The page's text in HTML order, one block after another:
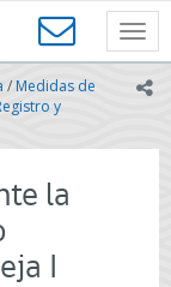
/ Medidas de
y
la
I